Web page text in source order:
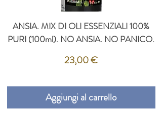
ANSIA. MIX DI OLI ESSENZIALI 100%
PURI (100ml). NO ANSIA. NO PANICO.
Prezzo
23,00 €
Aggiungi al carrello